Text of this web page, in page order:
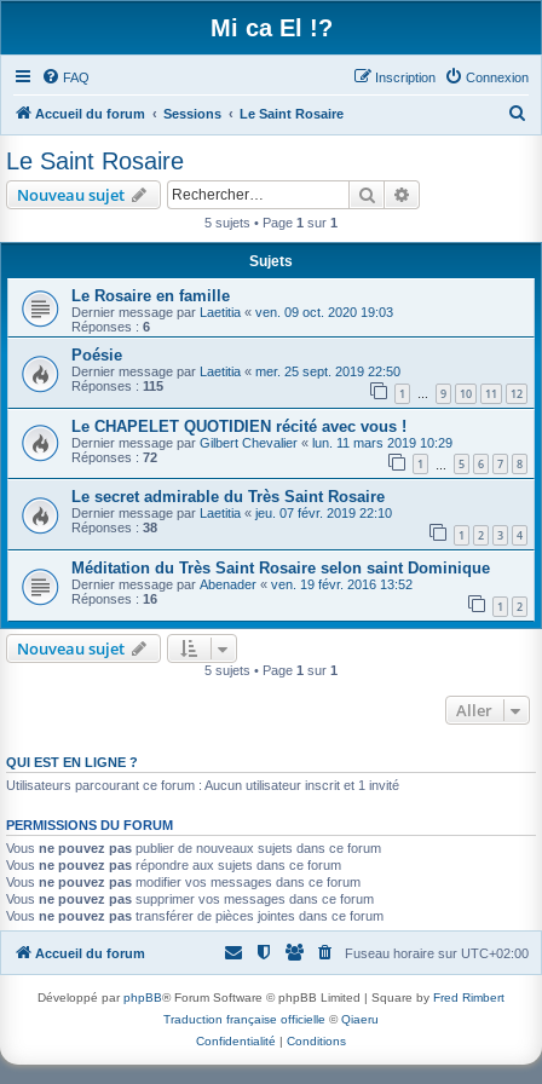
Mi ca El !?
FAQ Connexion
Inscription
Accueil du forum Sessions Le Saint Rosaire
Le Saint Rosaire
Nouveau sujet Rechercher
5 sujets • Page 1 sur 1
Sujets
Le Rosaire en famille
Dernier message par Laetitia « ven. 09 oct. 2020 19:03
Réponses : 6
Poésie
Dernier message par Laetitia « mer. 25 sept. 2019 22:50
Réponses : 115 1 … 9 10 11 12
Le CHAPELET QUOTIDIEN récité avec vous !
Dernier message par Gilbert Chevalier « lun. 11 mars 2019 10:29
Réponses : 72 1 5 6 7 8
Le secret admirable du Très Saint Rosaire
Dernier message par Laetitia « jeu. 07 févr. 2019 22:10
Réponses : 38 1 2 3 4
Méditation du Très Saint Rosaire selon saint Dominique
Dernier message par Abenader « ven. 19 févr. 2016 13:52
Réponses : 16 1 2
Nouveau sujet
5 sujets • Page 1 sur 1
Aller
QUI EST EN LIGNE ?
Utilisateurs parcourant ce forum : Aucun utilisateur inscrit et 1 invité
PERMISSIONS DU FORUM
Vous ne pouvez pas publier de nouveaux sujets dans ce forum
Vous ne pouvez pas répondre aux sujets dans ce forum
Vous ne pouvez pas modifier vos messages dans ce forum
Vous ne pouvez pas supprimer vos messages dans ce forum
Vous ne pouvez pas transférer de pièces jointes dans ce forum
Accueil du forum Fuseau horaire sur UTC+02:00
Développé parphpBB® Forum Software © phpBB Limited | Square by Fred Rimbert
Traduction française officielle ©Qiaeru
Confidentialité | Conditions